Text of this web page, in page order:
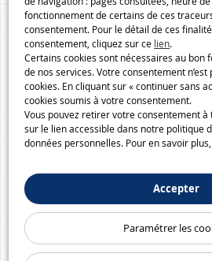
fonctionnement de certains de ces
consentement. Pour le détail de ces
consentement, cliquez sur ce lien.
Certains cookies sont nécessaires au bon
de nos services. Votre consentement
cookies. En cliquant sur « continuer sans
cookies soumis à votre consentement.
Vous pouvez retirer votre consentement
sur le lien accessible dans notre politique
données personnelles. Pour en savoir
Accepter
Paramétrer les